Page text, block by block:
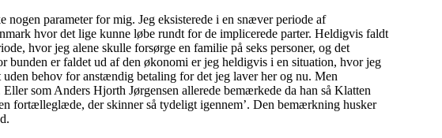
parameter for mig. Jeg eksisterede i en snæver periode af
hvor det lige kunne løbe rundt for de implicerede parter. Heldigvis faldt
hvor jeg alene skulle forsørge en familie på seks personer, og det
bunden er faldet ud af den økonomi er jeg heldigvis i en situation, hvor jeg
uden behov for anstændig betaling for det jeg laver her og nu. Men
som Anders Hjorth Jørgensen allerede bemærkede da han så Klatten
fortælleglæde, der skinner så tydeligt igennem’. Den bemærkning husker